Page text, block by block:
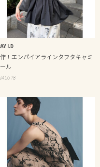
I.D
！エンパイアラインタフタキャミ
ル